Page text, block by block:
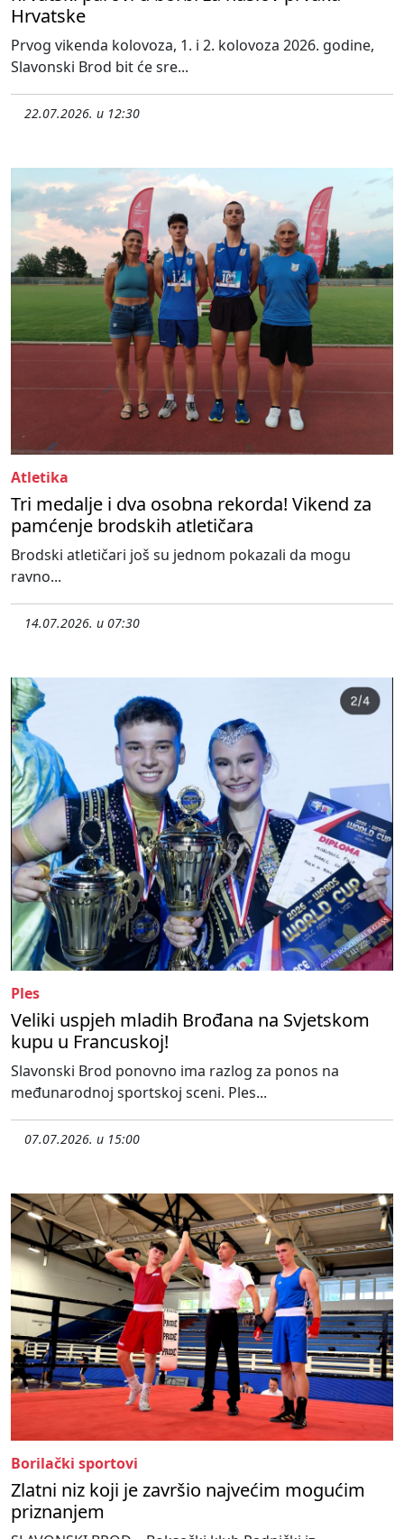
Hrvatske
Prvog vikenda kolovoza, 1. i 2. kolovoza 2026. godine,
Slavonski Brod bit će sre...
22.07.2026. u 12:30
Atletika
Tri medalje i dva osobna rekorda! Vikend za
pamćenje brodskih atletičara
Brodski atletičari još su jednom pokazali da mogu
ravno...
14.07.2026. u 07:30
Ples
Veliki uspjeh mladih Brođana na Svjetskom
kupu u Francuskoj!
Slavonski Brod ponovno ima razlog za ponos na
međunarodnoj sportskoj sceni. Ples...
07.07.2026. u 15:00
Borilački sportovi
Zlatni niz koji je završio najvećim mogućim
priznanjem